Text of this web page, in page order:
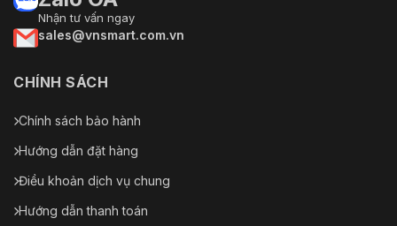
SDK và
API
Đúng
Giao thức
hướng; ICMP; IGMP; NFS; SAMBA; PPPoE; SNMP;
Khả năng
ONVIF (Hồ sơ S/Hồ sơ G/Hồ sơ T); CGI
dùng/Máy
20 (Tổng băng thông: 80 M)
Nhận tư vấn ngay
sales@vnsmart.com.vn
CHÍNH SÁCH
Chính sách bảo hành
Hướng dẫn đặt hàng
Điều khoản dịch vụ chung
Hướng dẫn thanh toán